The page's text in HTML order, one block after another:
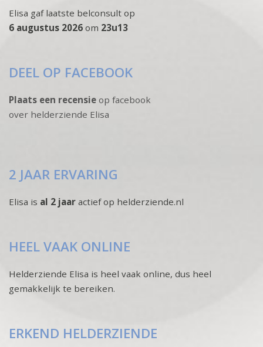
Elisa gaf laatste belconsult op
6 augustus 2026 om 23u13
DEEL OP FACEBOOK
Plaats een recensie op facebook
over helderziende Elisa
2 JAAR ERVARING
Elisa is al 2 jaar actief op helderziende.nl
HEEL VAAK ONLINE
Helderziende Elisa is heel vaak online, dus heel
gemakkelijk te bereiken.
ERKEND HELDERZIENDE